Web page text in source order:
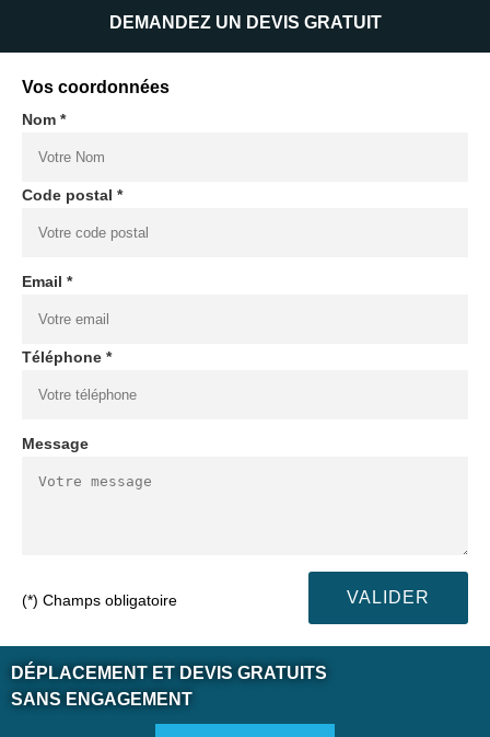
DEMANDEZ UN DEVIS GRATUIT
Vos coordonnées
Nom *
Code postal *
Email *
Téléphone *
Message
(*) Champs obligatoire
DÉPLACEMENT ET DEVIS GRATUITS
SANS ENGAGEMENT